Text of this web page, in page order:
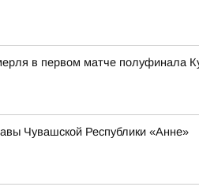
в первом матче полуфинала
Чувашской Республики «Анне»